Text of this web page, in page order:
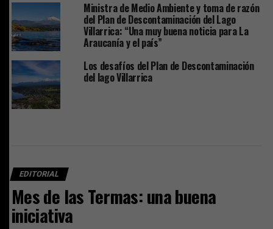
Ministra de Medio Ambiente y toma de razón
del Plan de Descontaminación del Lago
Villarrica: “Una muy buena noticia para La
Araucanía y el país”
Los desafíos del Plan de Descontaminación
del lago Villarrica
EDITORIAL
Mes de las Termas: una buena
iniciativa